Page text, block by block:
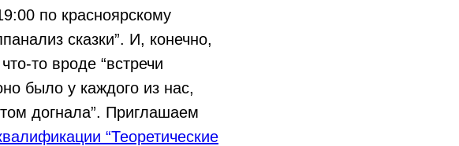
по красноярскому
сказки”. И, конечно,
то вроде “встречи
было у каждого из нас,
догнала”. Приглашаем
“Теоретические